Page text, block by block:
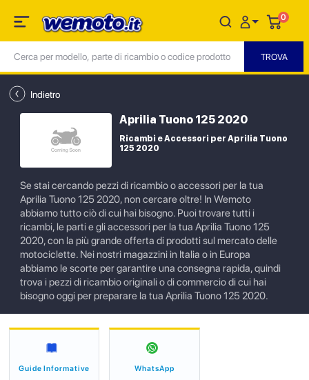
0
Indietro
Aprilia Tuono 125 2020
Ricambi e Accessori per Aprilia Tuono
125 2020
Se stai cercando pezzi di ricambio o accessori per la tua
Aprilia Tuono 125 2020, non cercare oltre! In Wemoto
abbiamo tutto ciò di cui hai bisogno. Puoi trovare tutti i
ricambi, le parti e gli accessori per la tua Aprilia Tuono 125
2020, con la più grande offerta di prodotti sul mercato delle
motociclette. Nei nostri magazzini in Italia o in Europa
abbiamo le scorte per garantire una consegna rapida, quindi
trova i pezzi di ricambio originali o di commercio di cui hai
bisogno oggi per preparare la tua Aprilia Tuono 125 2020.
Guide Informative WhatsApp